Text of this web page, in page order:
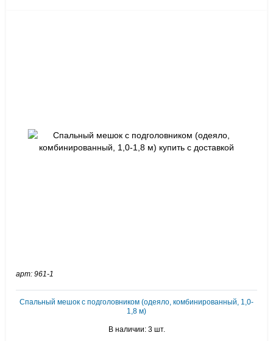
арт: 961-1
Спальный мешок с подголовником (одеяло, комбинированный, 1,0-
1,8 м)
В наличии: 3 шт.